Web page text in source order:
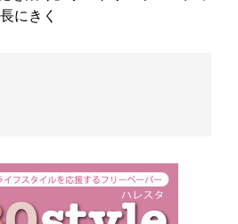
にきく